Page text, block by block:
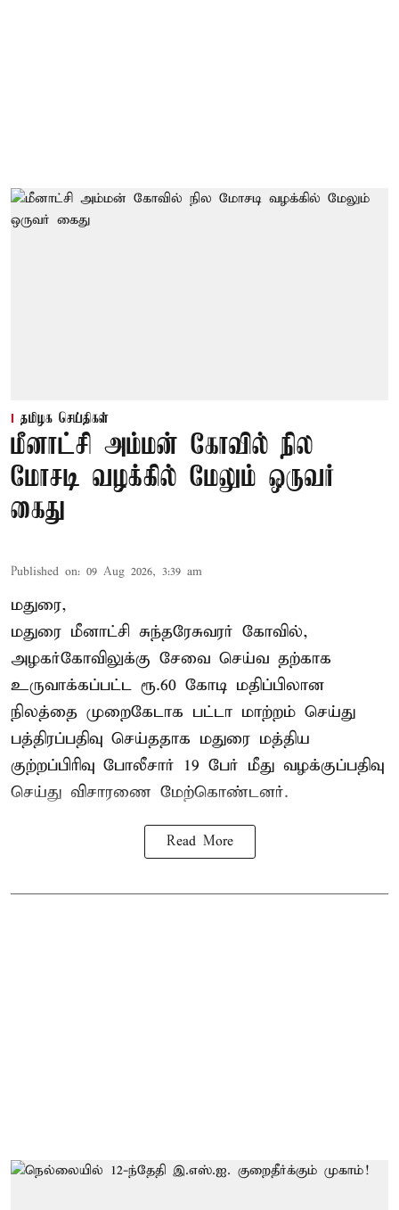
தமிழக செய்திகள்
மீனாட்சி அம்மன் கோவில் நில
மோசடி வழக்கில் மேலும் ஒருவர்
கைது
Published on: 09 Aug 2026, 3:39 am
மதுரை,
மதுரை மீனாட்சி சுந்தரேசுவரர் கோவில்,
அழகர்கோவிலுக்கு சேவை செய்வ தற்காக
உருவாக்கப்பட்ட ரூ.60 கோடி மதிப்பிலான
நிலத்தை முறைகேடாக பட்டா மாற்றம் செய்து
பத்திரப்பதிவு செய்ததாக மதுரை மத்திய
குற்றப்பிரிவு போலீசார் 19 பேர் மீது வழக்குப்பதிவு
செய்து விசாரணை மேற்கொண்டனர்.
Read More